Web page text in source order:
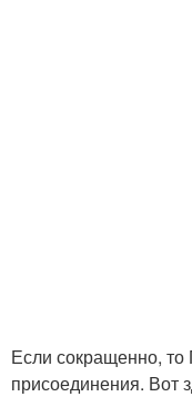
Если сокращенно, то
присоединения. Вот